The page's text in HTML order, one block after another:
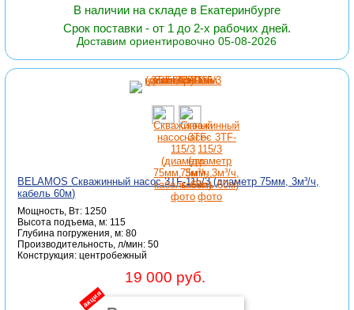
В наличии на складе в Екатеринбурге
Срок поставки - от 1 до 2-х рабочих дней.
Доставим ориентировочно 05-08-2026
BELAMOS Скважинный насос 3TF-115/3 (диаметр 75мм, 3м³/ч,
кабель 60м)
Мощность, Вт: 1250
Высота подъема, м: 115
Глубина погружения, м: 80
Производительность, л/мин: 50
Конструкция: центробежный
19 000 руб.
акция